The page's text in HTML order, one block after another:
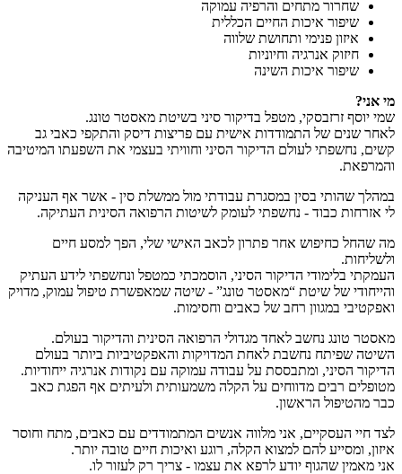
שחרור מתחים והרפיה עמוקה
שיפור איכות החיים הכללית
איזון פנימי ותחושת שלווה
חיזוק אנרגיה וחיוניות
שיפור איכות השינה
מי אני?
שמי יוסף זרזבסקי, מטפל בדיקור סיני בשיטת מאסטר טונג.
לאחר שנים של התמודדות אישית עם פריצות דיסק והתקפי כאבי גב
קשים, נחשפתי לעולם הדיקור הסיני וחוויתי בעצמי את השפעתו המיטיבה
והמרפאת.
במהלך שהותי בסין במסגרת עבודתי מול ממשלת סין - אשר אף העניקה
לי אזרחות כבוד - נחשפתי לעומק לשיטות הרפואה הסינית העתיקה.
מה שהחל כחיפוש אחר פתרון לכאב האישי שלי, הפך למסע חיים
ולשליחות.
העמקתי בלימודי הדיקור הסיני, הוסמכתי כמטפל ונחשפתי לידע העתיק
והייחודי של שיטת “מאסטר טונג” - שיטה שמאפשרת טיפול עמוק, מדויק
ואפקטיבי במגוון רחב של כאבים וחסימות.
מאסטר טונג נחשב לאחד מגדולי הרפואה הסינית והדיקור בעולם.
השיטה שפיתח נחשבת לאחת המדויקות והאפקטיביות ביותר בעולם
הדיקור הסיני, ומתבססת על עבודה עמוקה עם נקודות אנרגיה ייחודיות.
מטופלים רבים מדווחים על הקלה משמעותית ולעיתים אף הפגת כאב
כבר מהטיפול הראשון.
לצד חיי העסקיים, אני מלווה אנשים המתמודדים עם כאבים, מתח וחוסר
איזון, ומסייע להם למצוא הקלה, רוגע ואיכות חיים טובה יותר.
אני מאמין שהגוף יודע לרפא את עצמו - צריך רק לעזור לו.